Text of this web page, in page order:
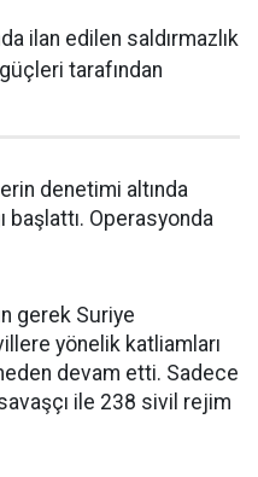
ilan edilen saldırmazlık
tarafından
denetimi altında
başlattı. Operasyonda
gerek Suriye
yönelik katliamları
devam etti. Sadece
ile 238 sivil rejim